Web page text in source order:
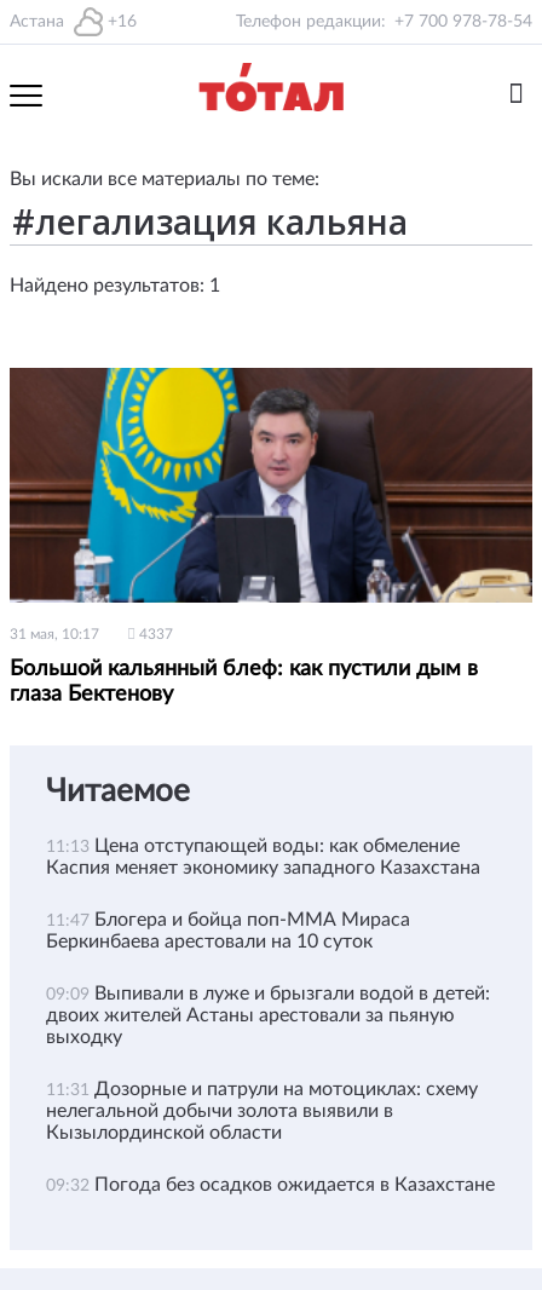
Астана +16 Телефон редакции: +7 700 978-78-54
Вы искали все материалы по теме:
Найдено результатов: 1
31 мая, 10:17 4337
Большой кальянный блеф: как пустили дым в
глаза Бектенову
Читаемое
11:13 Цена отступающей воды: как обмеление
Каспия меняет экономику западного Казахстана
11:47 Блогера и бойца поп-ММА Мираса
Беркинбаева арестовали на 10 суток
09:09 Выпивали в луже и брызгали водой в детей:
двоих жителей Астаны арестовали за пьяную
выходку
11:31 Дозорные и патрули на мотоциклах: схему
нелегальной добычи золота выявили в
Кызылординской области
09:32 Погода без осадков ожидается в Казахстане